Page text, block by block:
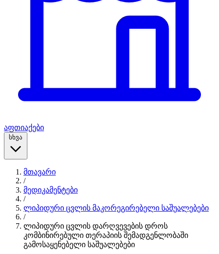
აფთიაქები
სხვა
მთავარი
/
მედიკამენტები
/
ლიპიდური ცვლის მაკორეგირებელი საშუალებები
/
ლიპიდური ცვლის დარღვევების დროს
კომბინირებული თერაპიის შემადგენლობაში
გამოსაყენებელი საშუალებები